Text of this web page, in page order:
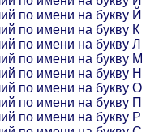
по имени на букву Й
по имени на букву К
по имени на букву Л
по имени на букву М
по имени на букву Н
по имени на букву О
по имени на букву П
по имени на букву Р